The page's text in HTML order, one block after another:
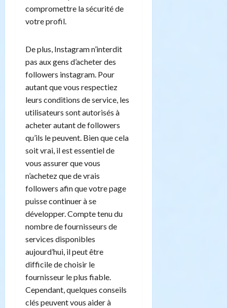
compromettre la sécurité de
votre profil.
De plus, Instagram n’interdit
pas aux gens d’acheter des
followers instagram. Pour
autant que vous respectiez
leurs conditions de service, les
utilisateurs sont autorisés à
acheter autant de followers
qu’ils le peuvent. Bien que cela
soit vrai, il est essentiel de
vous assurer que vous
n’achetez que de vrais
followers afin que votre page
puisse continuer à se
développer. Compte tenu du
nombre de fournisseurs de
services disponibles
aujourd’hui, il peut être
difficile de choisir le
fournisseur le plus fiable.
Cependant, quelques conseils
clés peuvent vous aider à